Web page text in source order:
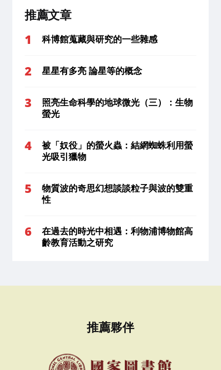
推薦文章
科博館蒐藏與研究的一些雜感
星星有多亮 論星等的概念
照亮生命科學的地球微光（三）：生物
螢光
被「奴役」的螢火蟲：結網蜘蛛利用螢
光吸引獵物
物質波的奇思幻想談談粒子與波的雙重
性
在過去的時光中相遇：利物浦博物館高
齡教育活動之研究
推薦夥伴